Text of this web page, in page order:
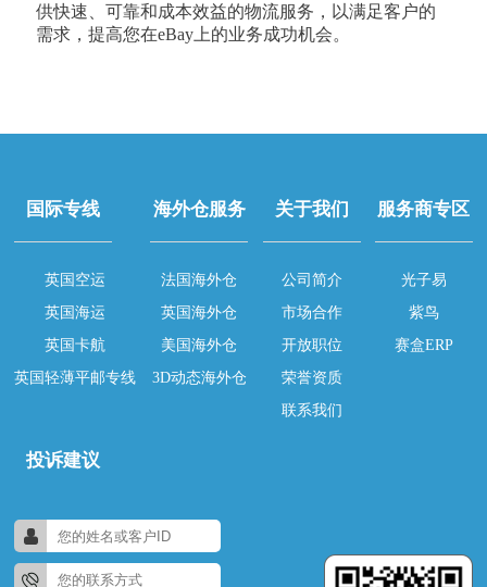
供快速、可靠和成本效益的物流服务，以满足客户的
需求，提高您在eBay上的业务成功机会。
国际专线
英国空运
英国海运
英国卡航
英国轻薄平邮专线
海外仓服务
法国海外仓
英国海外仓
美国海外仓
3D动态海外仓
关于我们
公司简介
市场合作
开放职位
荣誉资质
联系我们
服务商专区
光子易
紫鸟
赛盒ERP
投诉建议